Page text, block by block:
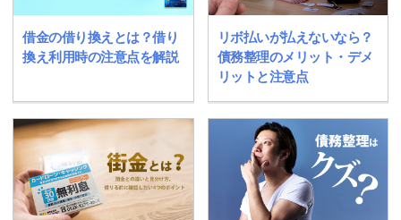
借金の借り換えとは？借り
換え利用時の注意点を解説
リボ払いが払えないなら？
債務整理のメリット・デメ
リットと注意点